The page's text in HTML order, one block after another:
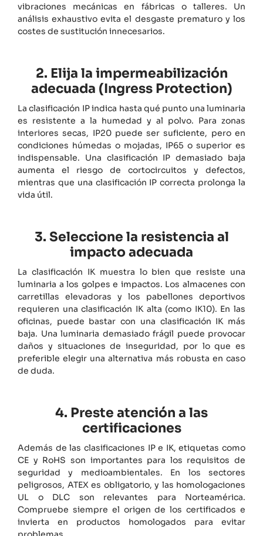
vibraciones mecánicas en fábricas o talleres. Un
análisis exhaustivo evita el desgaste prematuro y los
costes de sustitución innecesarios.
2. Elija la impermeabilización
adecuada (Ingress Protection)
La clasificación IP indica hasta qué punto una luminaria
es resistente a la humedad y al polvo. Para zonas
interiores secas, IP20 puede ser suficiente, pero en
condiciones húmedas o mojadas, IP65 o superior es
indispensable. Una clasificación IP demasiado baja
aumenta el riesgo de cortocircuitos y defectos,
mientras que una clasificación IP correcta prolonga la
vida útil.
3. Seleccione la resistencia al
impacto adecuada
La clasificación IK muestra lo bien que resiste una
luminaria a los golpes e impactos. Los almacenes con
carretillas elevadoras y los pabellones deportivos
requieren una clasificación IK alta (como IK10). En las
oficinas, puede bastar con una clasificación IK más
baja. Una luminaria demasiado frágil puede provocar
daños y situaciones de inseguridad, por lo que es
preferible elegir una alternativa más robusta en caso
de duda.
4. Preste atención a las
certificaciones
Además de las clasificaciones IP e IK, etiquetas como
CE y RoHS son importantes para los requisitos de
seguridad y medioambientales. En los sectores
peligrosos, ATEX es obligatorio, y las homologaciones
UL o DLC son relevantes para Norteamérica.
Compruebe siempre el origen de los certificados e
invierta en productos homologados para evitar